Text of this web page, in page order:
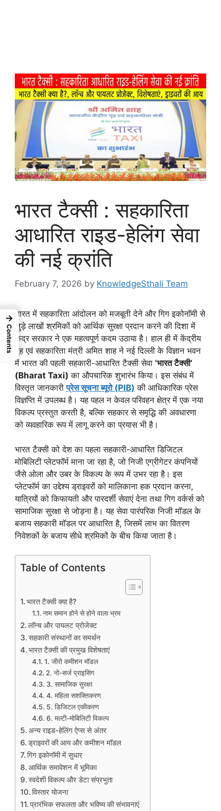
भारत टैक्सी : सहकारिता
आधारित राइड-हेलिंग सेवा
की नई क्रांति
February 7, 2026 by KnowledgeSthali Team
भारत में सहकारिता आंदोलन को मजबूती देने और गिग इकोनॉमी से
जुड़े लाखों श्रमिकों को आर्थिक सुरक्षा प्रदान करने की दिशा में
केंद्र सरकार ने एक महत्वपूर्ण कदम उठाया है। हाल ही में केंद्रीय
गृह एवं सहकारिता मंत्री अमित शाह ने नई दिल्ली के विज्ञान भवन
में भारत की पहली सहकारी-आधारित टैक्सी सेवा ‘भारत टैक्सी’
(Bharat Taxi) का औपचारिक शुभारंभ किया। इस संबंध में
विस्तृत जानकारीप्रेस सूचना ब्यूरो (PIB) की आधिकारिक प्रेस
विज्ञप्ति में उपलब्ध है। यह पहल न केवल परिवहन क्षेत्र में एक नया
विकल्प प्रस्तुत करती है, बल्कि सहकार से समृद्धि की अवधारणा
को व्यवहारिक रूप में लागू करने का प्रयास भी है।
भारत टैक्सी को देश का पहला सहकारी-आधारित डिजिटल
मोबिलिटी प्लेटफॉर्म माना जा रहा है, जो निजी एग्रीगेटर कंपनियों
जैसे ओला और उबर के विकल्प के रूप में उभर रहा है। इस
प्लेटफॉर्म का उद्देश्य ड्राइवरों को मालिकाना हक प्रदान करना,
यात्रियों को किफायती और पारदर्शी सेवाएं देना तथा गिग वर्कर्स को
सामाजिक सुरक्षा से जोड़ना है। यह सेवा पारंपरिक निजी मॉडल के
बजाय सहकारी मॉडल पर आधारित है, जिसमें लाभ का वितरण
निवेशकों के बजाय सीधे श्रमिकों के बीच किया जाता है।
Table of Contents
भारत टैक्सी क्या है?
नाम समान होने से होने वाला भ्रम
लॉन्च और पायलट प्रोजेक्ट
सहकारी संस्थानों का समर्थन
भारत टैक्सी की प्रमुख विशेषताएं
1. जीरो कमीशन मॉडल
2. नो-सर्ज प्राइसिंग
3. सामाजिक सुरक्षा
4. महिला सशक्तिकरण
5. डिजिटल एकीकरण
6. मल्टी-मोबिलिटी विकल्प
अन्य राइड-हेलिंग ऐप्स से अंतर
ड्राइवरों की आय और कमीशन मॉडल
गिग इकोनॉमी में सुधार
आर्थिक समावेशन में भूमिका
स्वदेशी विकल्प और डेटा संप्रभुता
विस्तार योजना
प्रारंभिक सफलता और भविष्य की संभावनाएं
→
Contents